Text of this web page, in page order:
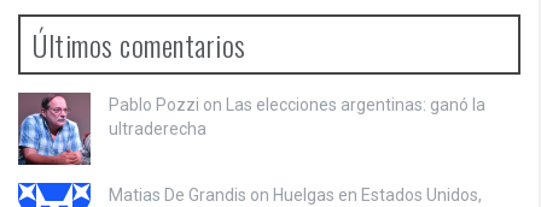
Últimos comentarios
Pablo Pozzi on
Las elecciones argentinas: ganó la
ultraderecha
Matias De Grandis on Huelgas en Estados Unidos,